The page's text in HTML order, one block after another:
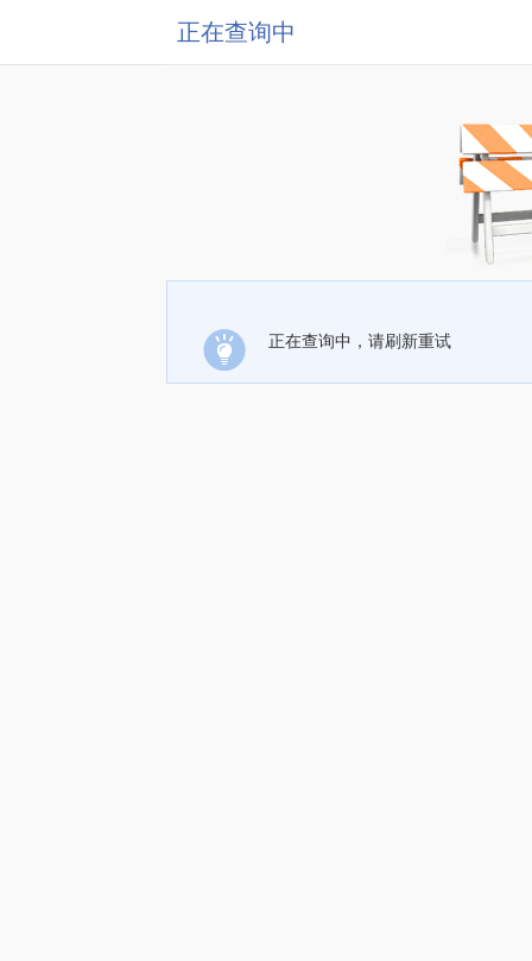
正在查询中
正在查询中，请刷新重试